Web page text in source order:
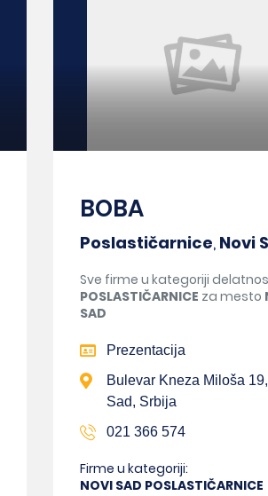
BOBA
Poslastičarnice, Novi
Sve firme u kategoriji
POSLASTIČARNICE za mesto
SAD
Prezentacija
Bulevar Kneza Miloša
Sad, Srbija
021 366 574
Firme u kategoriji:
NOVI SAD POSLASTIČARNICE